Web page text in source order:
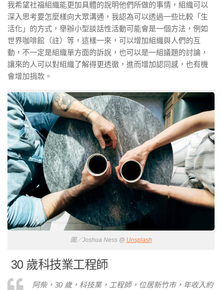
我希望社福組織能更加具體的說明他們所做的事情，組織可以
深入思考要怎麼樣向大眾溝通，我認為可以透過一些比較「生
活化」的方式，舉辦小型談話性活動可能會是一個方法，例如
世界咖啡館 （註） 等，這樣一來，可以增加組織與人們的互
動，不一定是組織單方面的訴說，也可以是一組議題的討論，
讓來的人可以對組織了解得更透徹，進而增加認同感，也有機
會增加捐款。
圖／Joshua Ness @ Unsplash
30 歲科技業工程師
阿柴，30 歲，科技業，工程師，位居新竹市，年收入約